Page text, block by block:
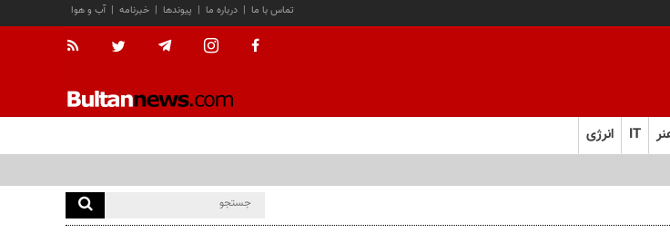
آب و هوا | خبرنامه | پیوندها | درباره ما | تماس با ما
IT انرژی